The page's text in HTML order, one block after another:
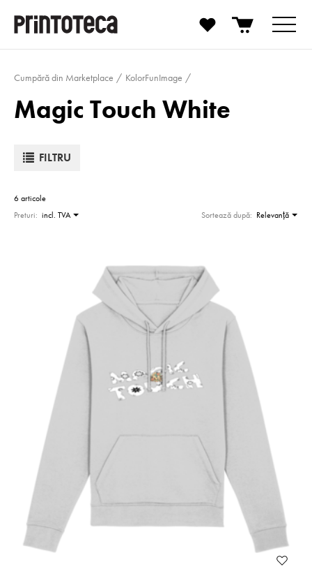
Cumpără din Marketplace KolorFunImage
Magic Touch White
FILTRU
6 articole
Preturi: incl. TVA Sortează după: Relevanţă